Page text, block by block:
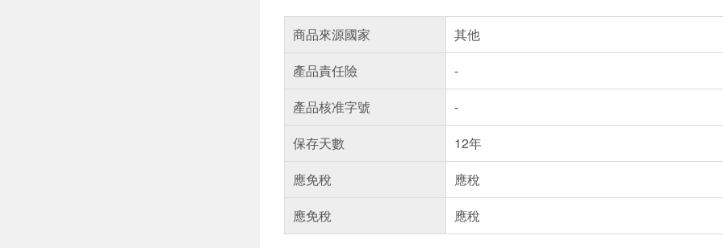
商品來源國家
其他
產品責任險
-
產品核准字號
-
保存天數
12年
應免稅
應稅
應免稅
應稅